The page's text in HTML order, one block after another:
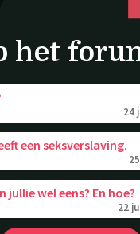
het
24
een seksverslaving.
jullie wel eens? En hoe?
22